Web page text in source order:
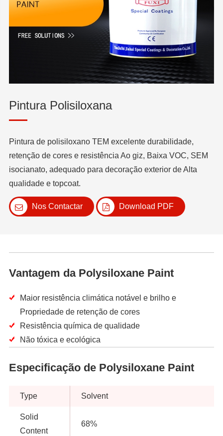
Pintura Polisiloxana
Pintura de polisiloxano TEM excelente durabilidade,
retenção de cores e resistência Ao giz, Baixa VOC, SEM
isocianato, adequado para decoração exterior de Alta
qualidade e topcoat.
Nos Contactar Download PDF
Vantagem da Polysiloxane Paint
Maior resistência climática notável e brilho e
Propriedade de retenção de cores
Resistência química de qualidade
Não tóxica e ecológica
Especificação de Polysiloxane Paint
Type Solvent
Solid
Content
68%